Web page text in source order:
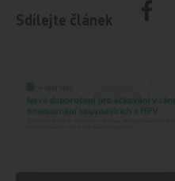
Sdílejte článek